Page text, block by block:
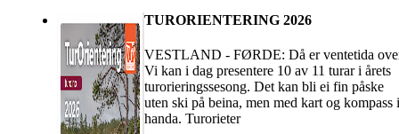
TURORIENTERING 2026
VESTLAND - FØRDE: Då er ventetida
Vi kan i dag presentere 10 av 11 turar i årets
turorieringssesong. Det kan bli ei fin påske
uten ski på beina, men med kart og kompass i
handa. Turorieter